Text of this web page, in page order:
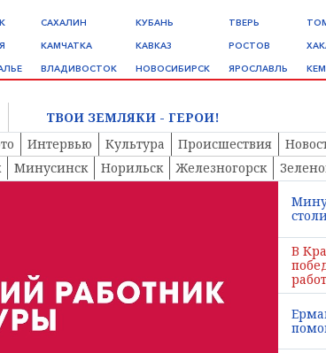
САХАЛИН
КАМЧАТКА
ВЛАДИВОСТОК
КУБАНЬ
КАВКАЗ
НОВОСИБИРСК
ТВЕРЬ
РОСТОВ
ЯРОСЛАВЛЬ
ТВОИ ЗЕМЛЯКИ - ГЕРОИ!
Интервью Культура Происшествия
Минусинск Норильск Железногорск
В